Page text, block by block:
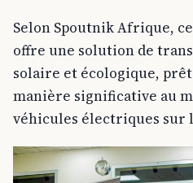
Selon Spoutnik Afrique,
offre une solution de
solaire et écologique,
manière significative au
véhicules électriques sur